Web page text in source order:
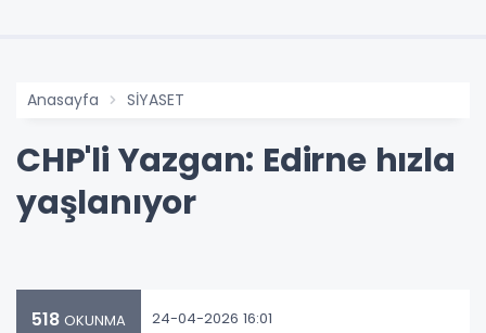
Anasayfa SİYASET
CHP'li Yazgan: Edirne hızla
yaşlanıyor
518 OKUNMA 24-04-2026 16:01